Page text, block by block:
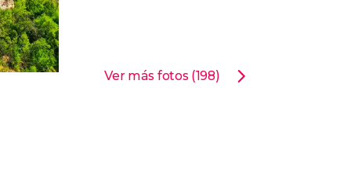
Ver más fotos (198)